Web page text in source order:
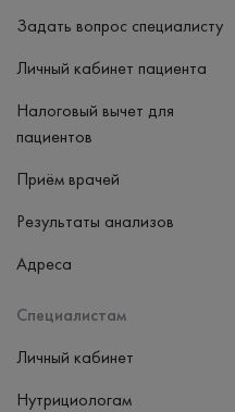
Задать вопрос специалисту
Личный кабинет пациента
Налоговый вычет для
пациентов
Приём врачей
Результаты анализов
Адреса
Специалистам
Личный кабинет
Нутрициологам